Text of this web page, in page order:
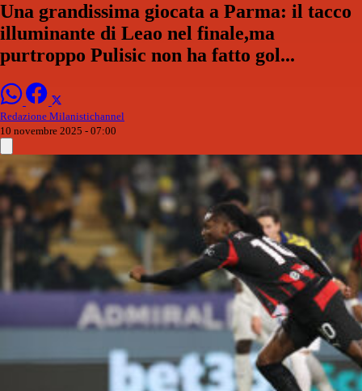
Una grandissima giocata a Parma: il tacco
illuminante di Leao nel finale,ma
purtroppo Pulisic non ha fatto gol...
Redazione Milanistichannel
10 novembre 2025 - 07:00